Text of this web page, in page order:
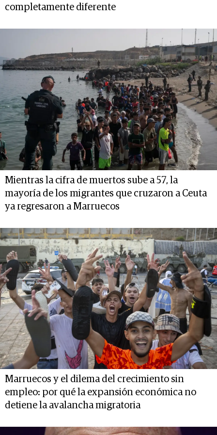
completamente diferente
Mientras la cifra de muertos sube a 57, la
mayoría de los migrantes que cruzaron a Ceuta
ya regresaron a Marruecos
Marruecos y el dilema del crecimiento sin
empleo: por qué la expansión económica no
detiene la avalancha migratoria